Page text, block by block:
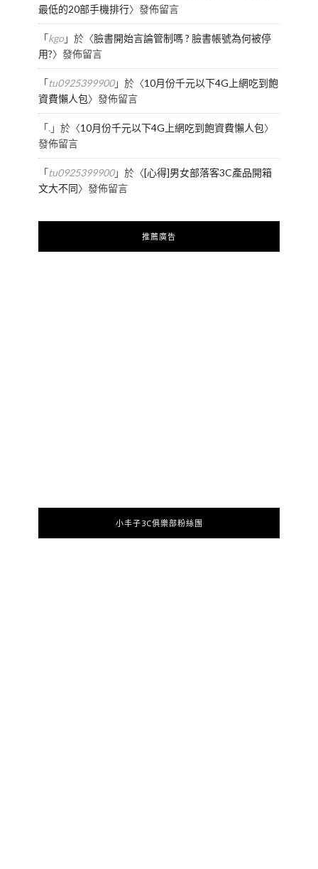
最低的20部手機排行〉發佈留言
「kgo」於〈臉書開始言論管制嗎 ? 臉書帳號為何被停
用?〉發佈留言
「tu0925399900」於〈10月份千元以下4G上網吃到飽
資費懶人包〉發佈留言
「.」於〈10月份千元以下4G上網吃到飽資費懶人包〉
發佈留言
「tu0925399900」於〈[心得]男女部落客3C產品開箱
文大不同〉發佈留言
推薦廣告
小丰子3C俱樂部粉絲團